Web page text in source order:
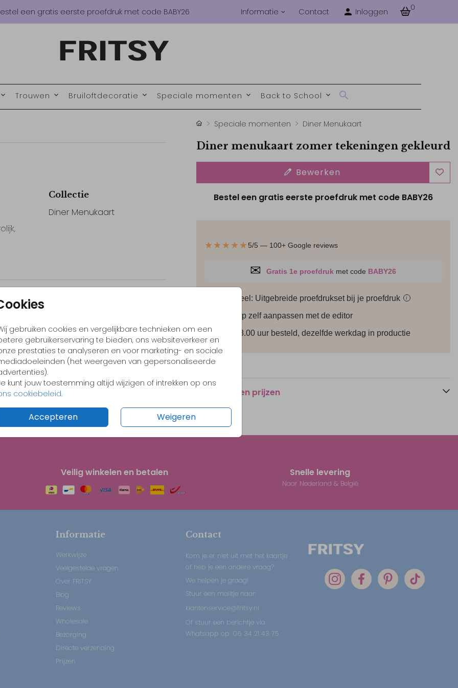
een gratis eerste proefdruk met code BABY26 Informatie Contact Inloggen 0
Trouwen Bruiloftdecoratie Speciale momenten Back to School
gebruiken cookies en vergelijkbare technieken om een
gebruikerservaring te bieden, ons websiteverkeer en
prestaties te analyseren en voor marketing- en sociale
(het weergeven van gepersonaliseerde
kunt jouw toestemming altijd wijzigen of intrekken op ons
cookiebeleid.
Accepteren Weigeren
Collectie
Diner Menukaart
Speciale momenten Diner Menukaart
Diner menukaart zomer tekeningen gekleurd
Bewerken
Bestel een gratis eerste proefdruk met code BABY26
★★★★★5/5 — 100+ Google reviews
✉ Gratis 1e proefdruk met code BABY26
Optioneel: Uitgebreide proefdrukset bij je proefdruk i
Ontwerp zelf aanpassen met de editor
✓
Voor 18.00 uur besteld, dezelfde werkdag in productie
Formaten en prijzen
Veilig winkelen en betalen Snelle levering
Naar Nederland & België
Informatie
Werkwijze
Veelgestelde vragen
Over FRITSY
Blog
Reviews
Wholesale
Bezorging
Directe verzending
Prijzen
Contact
Kom je er niet uit met het kaartje
of heb je een andere vraag?
We helpen je graag!
Stuur een mailtje naar:
klantenservice@fritsy.nl
Of stuur een berichtje via
Whatsapp op: 06 34 21 43 75